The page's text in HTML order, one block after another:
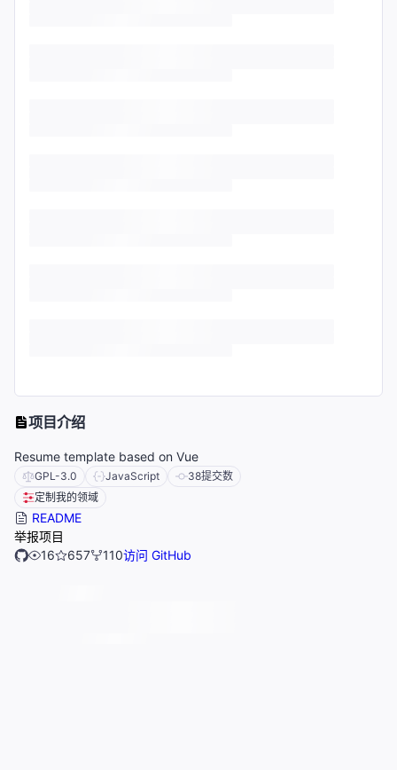
项目介绍
Resume template based on Vue
GPL-3.0 JavaScript 38提交数
定制我的领域
README
举报项目
16
657 110访问 GitHub